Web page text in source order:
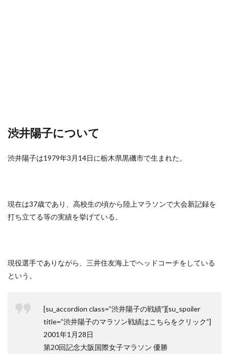
渋井陽子について
渋井陽子は1979年3月14日に栃木県黒磯市で生まれた。
現在は37歳であり、高校生の頃から陸上マラソンで大会新記録を
打ち立てる等の実績を挙げている。
現役選手でありながら、三井住友海上でヘッドコーチをしている
という。
[su_accordion class=”渋井陽子の戦績”][su_spoiler
title=”渋井陽子のマラソン戦績はこちらをクリック”]
2001年1月28日
第20回記念大阪国際女子マラソン 優勝